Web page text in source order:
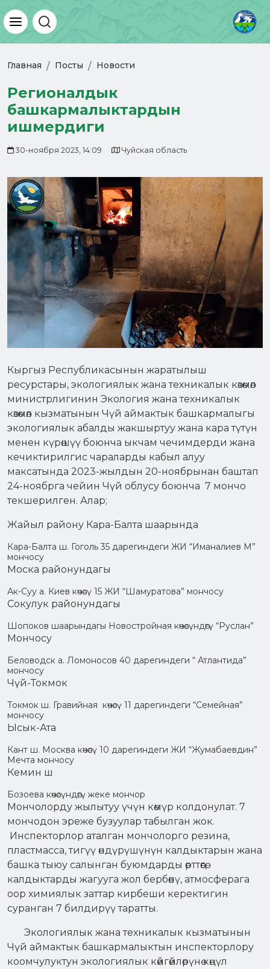
Главная Посты Новости
Регионалдык
башкармалыктардын
ишмердиги
30-ноября 2023, 14:09 Чуйская область
Кыргыз Республикасынын жаратылыш
ресурстары, экологиялык жана техникалык көзөмөл
министрлигинин Экология жана техникалык
көзөмөл кызматынын Чүй аймактык башкармалыгы
экологиялык абалды жакшыртуу жана кара түтүн
менен күрөшүү боюнча ыкчам чечимдерди жана
кечиктирилгис чараларды кабыл алуу
максатында 2023-жылдын 20-ноябрынан баштап
24-ноябрга чейин Чүй облусу боюнча 7 мончо
текшерилген. Алар;
Жайыл району Кара-Балта шаарында
Кара-Балта ш. Гоголь 35 дарегиндеги ЖИ “Иманалиев М”
мончосу
Моска районундагы
Ак-Суу а. Киев көчөсү 15 ЖИ “Шамуратова” мончосу
Сокулук районундагы
Шопоков шаарындагы Новостройная көчөсүндөгү “Руслан”
Мончосу
Беловодск а. Ломоносов 40 дарегиндеги “ Атлантида”
мончосу
Чүй-Токмок
Токмок ш. Гравийная көчөсү 11 дарегиндеги “Семейная”
мончосу
Ысык-Ата
Кант ш. Москва көчөсү 10 дарегиндеги ЖИ “Жумабаевдин”
Мечта мончосу
Кемин ш
Бозоева көчөсүндөгү жеке мончор
Мончолорду жылытуу үчүн көмүр колдонулат. 7
мончодон эреже бузуулар табылган жок.
Инспекторлор аталган мончолорго резина,
пластмасса, тигүү өндүрүшүнүн калдыктарын жана
башка тыюу салынган буюмдарды өрттөөгө,
калдыктарды жагууга жол бербөөнү, атмосферага
оор химиялык заттар кирбеши керектигин
суранган 7 билдирүү таратты.
Экологиялык жана техникалык кызматынын
Чүй аймактык башкармалыктын инспекторлору
коомчулуктун экологиялык көйгөйлөрүнө көңүл